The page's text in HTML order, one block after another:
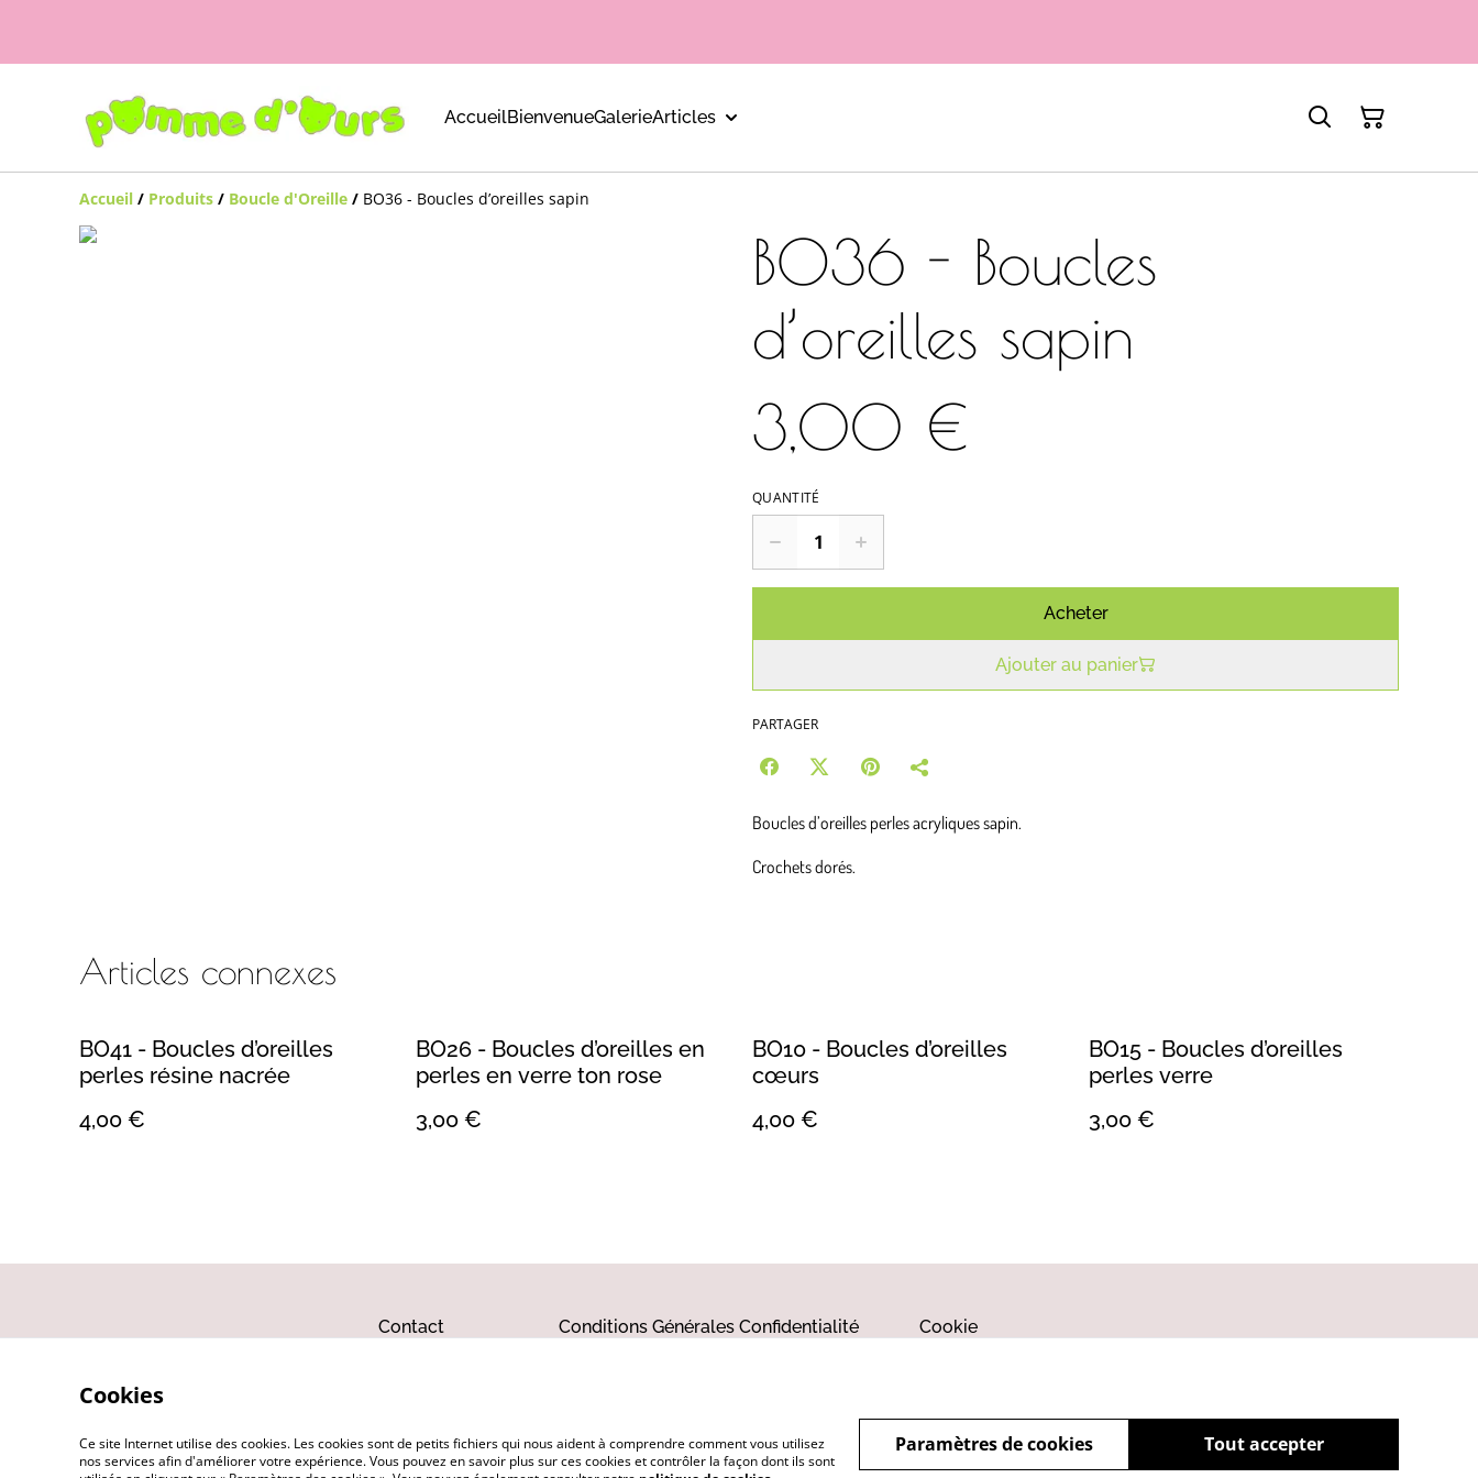
AccueilBienvenueGalerieArticles
Accueil / Produits / Boucle d'Oreille / BO36 - Boucles d’oreilles sapin
BO36 - Boucles
d’oreilles sapin
3,00 €
QUANTITÉ
Acheter
Ajouter au panier
PARTAGER
Boucles d’oreilles perles acryliques sapin.
Crochets dorés.
Articles connexes
BO41 - Boucles d’oreilles
perles résine nacrée
4,00 €
BO26 - Boucles d’oreilles en
perles en verre ton rose
3,00 €
BO10 - Boucles d’oreilles
cœurs
4,00 €
BO15 - Boucles d’oreilles
perles verre
3,00 €
Contact Conditions Générales Confidentialité Cookie
Cookies
Ce site Internet utilise des cookies. Les cookies sont de petits fichiers qui nous aident à comprendre comment vous utilisez
nos services afin d'améliorer votre expérience. Vous pouvez en savoir plus sur ces cookies et contrôler la façon dont ils sont
Tout accepter
Paramètres de cookies